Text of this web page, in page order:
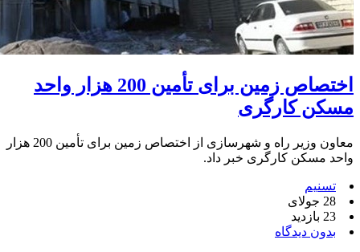
اختصاص زمین برای تأمین 200 هزار واحد
مسکن کارگری
معاون وزیر راه و شهرسازی از اختصاص زمین برای تأمین 200 هزار
واحد مسکن کارگری خبر داد.
تسنیم
28 جولای
23 بازدید
بدون دیدگاه